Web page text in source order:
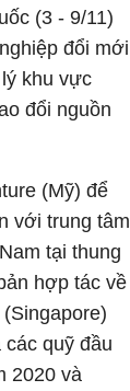
(3 - 9/11)
đổi mới
khu vực
đổi nguồn
(Mỹ) để
với trung tâm
tại thung
hợp tác về
quỹ đầu
2020 và